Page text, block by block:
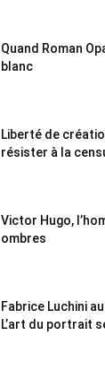
Quand Roman
blanc
Liberté de
résister à la
Victor Hugo,
ombres
Fabrice Luchini
L’art du portrait